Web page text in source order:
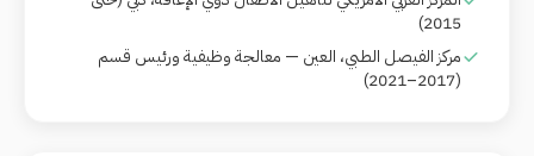
2015)
مركز الفيصل الطبي، العين — معالجة وظیفیة ورئيس قسم
(2017–2021)